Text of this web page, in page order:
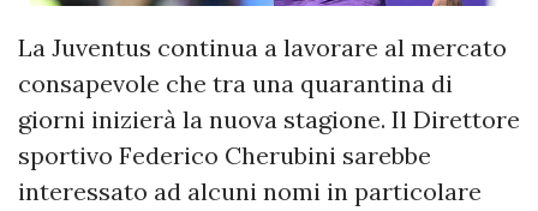
La Juventus continua a lavorare al mercato
consapevole che tra una quarantina di
giorni inizierà la nuova stagione. Il Direttore
sportivo Federico Cherubini sarebbe
interessato ad alcuni nomi in particolare